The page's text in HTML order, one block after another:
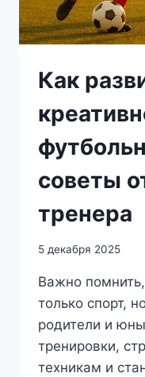
Как
советы
тренера
5 декабря 2025
Важно
только спорт,
родители и
тренировки,
техникам и